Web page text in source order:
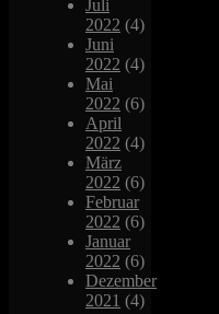
Juli
2022 (4)
Juni
2022 (4)
Mai
2022 (6)
April
2022 (4)
März
2022 (6)
Februar
2022 (6)
Januar
2022 (6)
Dezember
2021 (4)